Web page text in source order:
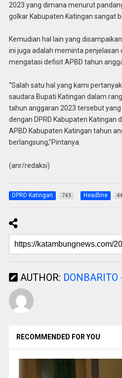
2023 yang dimana menurut
golkar Kabupaten Katingan sangat
Kemudian hal lain yang
ini juga adalah meminta penjelasan
mengatasi defisit APBD tahun
“Salah satu hal yang kami
saudara Bupati Katingan dalam
tahun anggaran 2023 tersebut
dengan DPRD Kabupaten Katingan
APBD Kabupaten Katingan tahun
berlangsung,”Pintanya.
(anr/redaksi)
DPRD Katingan 743 Headline
AUTHOR: DONBARITO
RECOMMENDED FOR YOU